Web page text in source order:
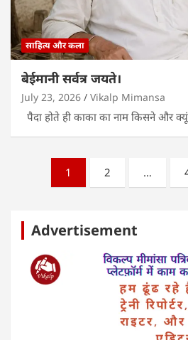
साहित्य और कला
बेईमानी सर्वत्र जयते।
July 23, 2026 Vikalp Mimansa
पैदा होते ही काका का नाम किसने और
pagination
1 2 …
Advertisement